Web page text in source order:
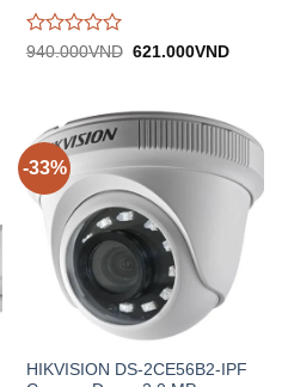
Được
trên
5
940.000VND Giá
621.000VNDGiá
-33%
HIKVISION DS-2CE56B2-IPF